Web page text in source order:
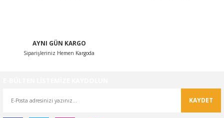
AYNI GÜN KARGO
Siparişleriniz Hemen Kargoda
KAYDET